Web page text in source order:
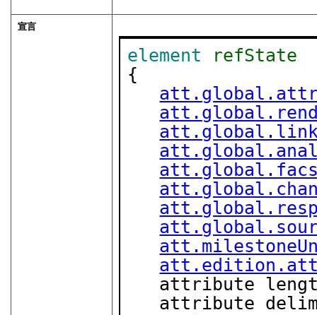
宣言
element
refState
{
attribute
attribute